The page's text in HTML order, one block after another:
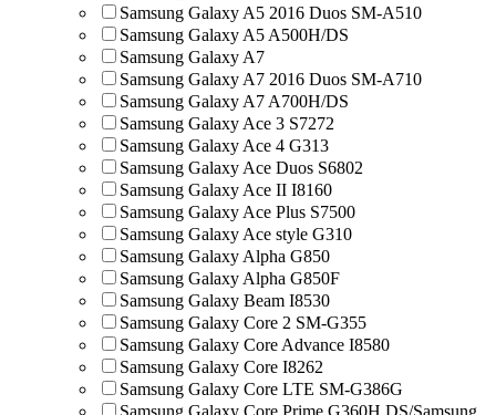
Samsung Galaxy A5 2016 Duos SM-A510
Samsung Galaxy A5 A500H/DS
Samsung Galaxy A7
Samsung Galaxy A7 2016 Duos SM-A710
Samsung Galaxy A7 A700H/DS
Samsung Galaxy Ace 3 S7272
Samsung Galaxy Ace 4 G313
Samsung Galaxy Ace Duos S6802
Samsung Galaxy Ace II I8160
Samsung Galaxy Ace Plus S7500
Samsung Galaxy Ace style G310
Samsung Galaxy Alpha G850
Samsung Galaxy Alpha G850F
Samsung Galaxy Beam I8530
Samsung Galaxy Core 2 SM-G355
Samsung Galaxy Core Advance I8580
Samsung Galaxy Core I8262
Samsung Galaxy Core LTE SM-G386G
Samsung Galaxy Core Prime G360H DS/Samsung